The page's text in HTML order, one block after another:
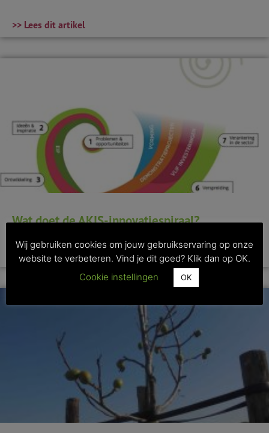
>> Lees dit artikel
Wat doet de AKIS-innovatiespiraal?
>> Lees dit artikel
Wij gebruiken cookies om jouw gebruikservaring op onze
website te verbeteren. Vind je dit goed? Klik dan op OK.
Cookie instellingen
OK